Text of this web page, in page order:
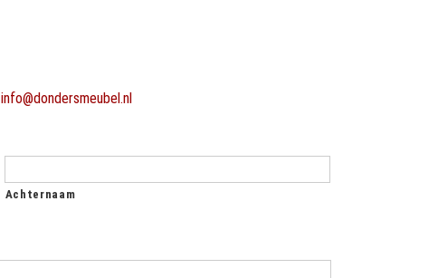
info@dondersmeubel.nl
Achternaam